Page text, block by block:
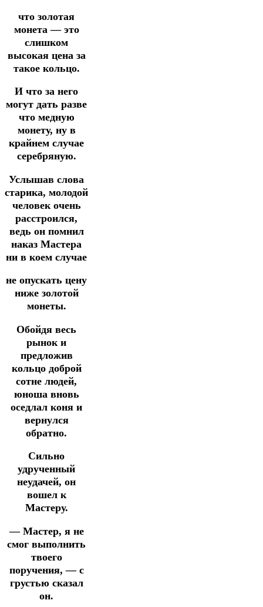
что золотая
монета — это
слишком
высокая цена за
такое кольцо.
И что за него
могут дать разве
что медную
монету, ну в
крайнем случае
серебряную.
Услышав слова
старика, молодой
человек очень
расстроился,
ведь он помнил
наказ Мастера
ни в коем случае
не опускать цену
ниже золотой
монеты.
Обойдя весь
рынок и
предложив
кольцо доброй
сотне людей,
юноша вновь
оседлал коня и
вернулся
обратно.
Сильно
удрученный
неудачей, он
вошел к
Мастеру.
— Мастер, я не
смог выполнить
твоего
поручения, — с
грустью сказал
он.